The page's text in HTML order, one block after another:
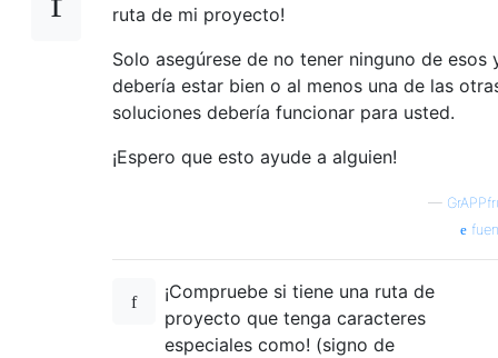
ruta de mi proyecto!
Solo asegúrese de no tener ninguno de esos
debería estar bien o al menos una de las
soluciones debería funcionar para usted.
¡Espero que esto ayude a alguien!
—
¡Compruebe si tiene una ruta de
proyecto que tenga caracteres
especiales como! (signo de